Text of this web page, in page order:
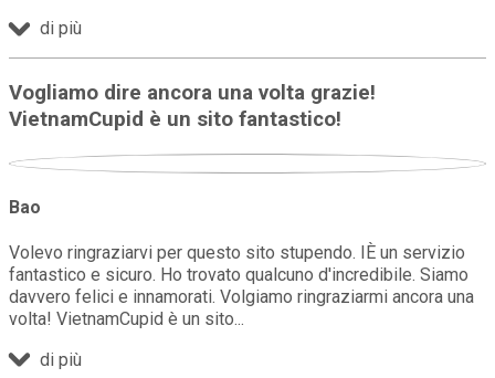
di più
Vogliamo dire ancora una volta grazie!
VietnamCupid è un sito fantastico!
Bao
Volevo ringraziarvi per questo sito stupendo. IÈ un servizio
fantastico e sicuro. Ho trovato qualcuno d'incredibile. Siamo
davvero felici e innamorati. Volgiamo ringraziarmi ancora una
volta! VietnamCupid è un sito
di più